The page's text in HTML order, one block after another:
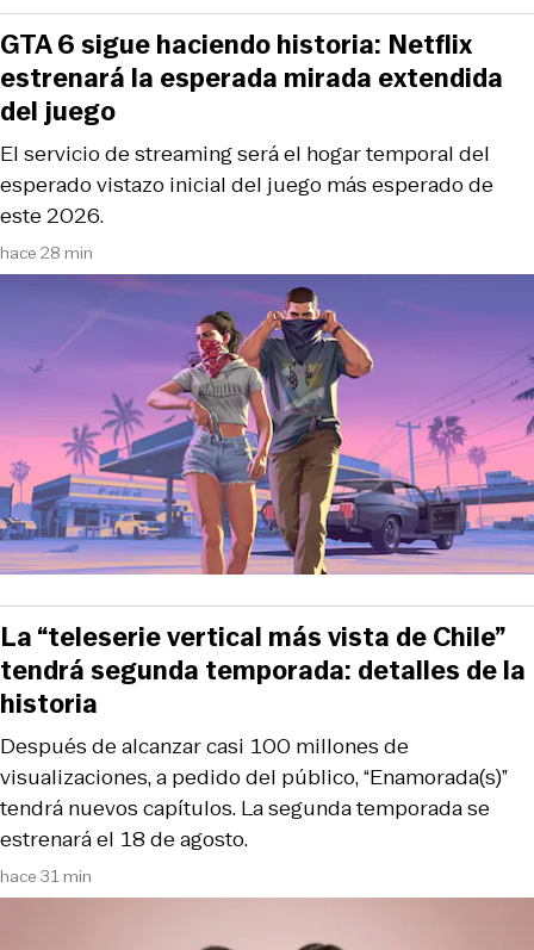
hace 28 min
El servicio de streaming será el hogar temporal del
esperado vistazo inicial del juego más esperado de
este 2026.
GTA 6 sigue haciendo historia: Netflix
estrenará la esperada mirada extendida
del juego
hace 31 min
Después de alcanzar casi 100 millones de
visualizaciones, a pedido del público, “Enamorada(s)”
tendrá nuevos capítulos. La segunda temporada se
estrenará el 18 de agosto.
La “teleserie vertical más vista de Chile”
tendrá segunda temporada: detalles de la
historia